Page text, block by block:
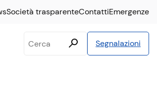
Testo Segnalazioni
Società trasparenteContattiEmergenze